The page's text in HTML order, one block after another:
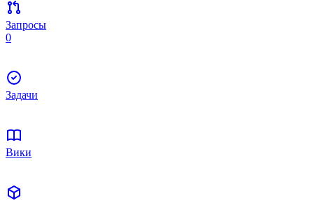
Запросы
0
Задачи
Вики